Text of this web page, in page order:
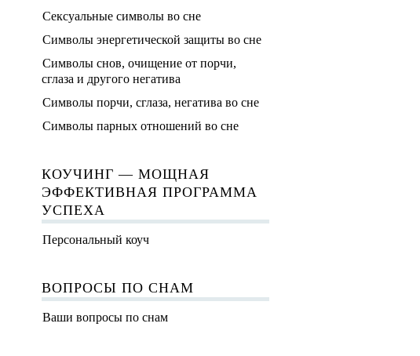
Сексуальные символы во сне
Символы энергетической защиты во сне
Символы снов, очищение от порчи,
сглаза и другого негатива
Символы порчи, сглаза, негатива во сне
Символы парных отношений во сне
КОУЧИНГ — МОЩНАЯ
ЭФФЕКТИВНАЯ ПРОГРАММА
УСПЕХА
Персональный коуч
ВОПРОСЫ ПО СНАМ
Ваши вопросы по снам